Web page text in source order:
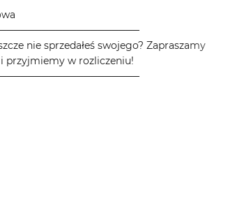
nie sprzedałeś swojego? Zapraszamy
przyjmiemy w rozliczeniu!